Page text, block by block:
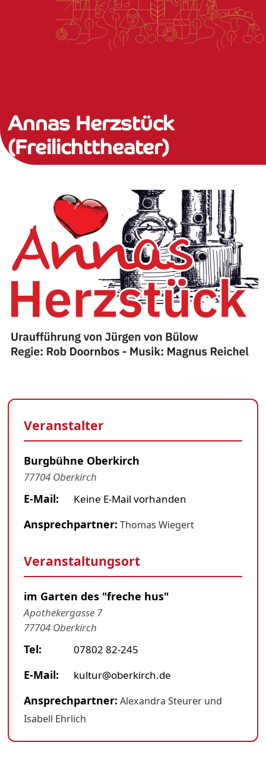
Annas Herzstück
(Freilichttheater)
Veranstalter
Burgbühne Oberkirch
77704 Oberkirch
E-Mail: Keine E-Mail vorhanden
Ansprechpartner: Thomas Wiegert
Veranstaltungsort
im Garten des "freche hus"
Apothekergasse 7
77704 Oberkirch
Tel: 07802 82-245
E-Mail: kultur@oberkirch.de
Ansprechpartner: Alexandra Steurer und
Isabell Ehrlich